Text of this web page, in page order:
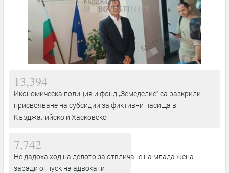
13,394
Икономическа полиция и фонд „Земеделие“ са разкрили
присвояване на субсидии за фиктивни пасища в
Кърджалийско и Хасковско
7,742
Не дадоха ход на делото за отвличане на млада жена
заради отпуск на адвокати